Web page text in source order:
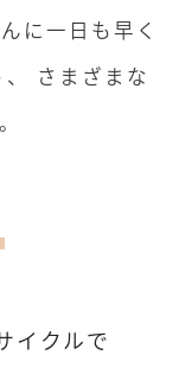
に一日も早く
さまざまな
イクルで